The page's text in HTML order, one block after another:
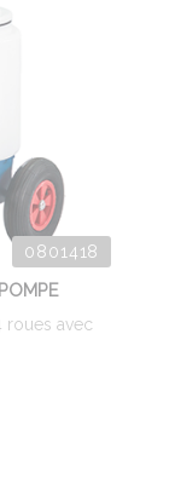
0801418
roues avec